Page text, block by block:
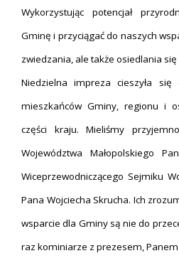
Wykorzystując potencjał
Gminę i przyciągać do naszych
zwiedzania, ale także osiedlania
Niedzielna impreza cieszyła się
mieszkańców Gminy, regionu i
części kraju. Mieliśmy
Województwa Małopolskiego
Wiceprzewodniczącego Sejmiku
Pana Wojciecha Skrucha. Ich
wsparcie dla Gminy są nie do
raz kominiarze z prezesem, Panem